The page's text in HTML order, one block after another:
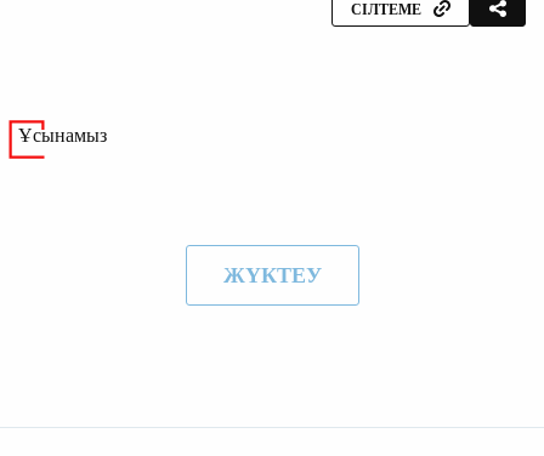
СІЛТЕМЕ
Ұсынамыз
ЖҮКТЕУ